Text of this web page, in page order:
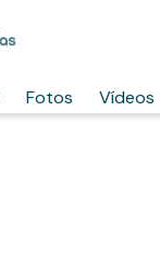
Fotos Vídeos